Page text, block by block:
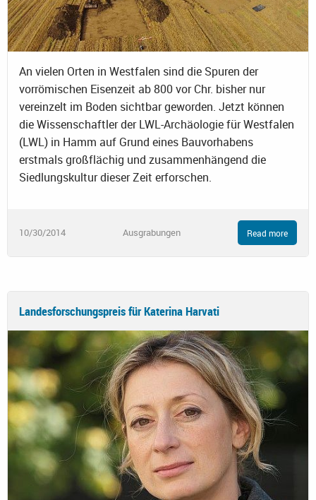
An vielen Orten in Westfalen sind die Spuren der
vorrömischen Eisenzeit ab 800 vor Chr. bisher nur
vereinzelt im Boden sichtbar geworden. Jetzt können
die Wissenschaftler der LWL-Archäologie für Westfalen
(LWL) in Hamm auf Grund eines Bauvorhabens
erstmals großflächig und zusammenhängend die
Siedlungskultur dieser Zeit erforschen.
10/30/2014 Ausgrabungen Read more
Landesforschungspreis für Katerina Harvati